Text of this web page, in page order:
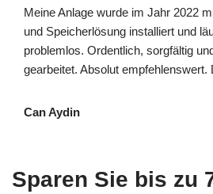
Meine Anlage wurde im Jahr 2022
und Speicherlösung installiert und
problemlos. Ordentlich, sorgfältig
gearbeitet. Absolut empfehlenswert.
Can Aydin
Sparen Sie bis zu